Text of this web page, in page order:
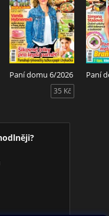
Paní domu 6/2026
35 Kč
Paní